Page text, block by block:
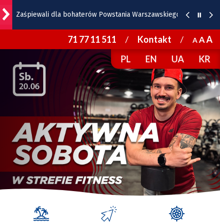
Zaśpiewali dla bohaterów Powstania Warszawskiego
10 sierpnia zaczyna się remont ulicy Klecińskiej
Wrocławska Potańcówka za nami. Zobaczcie zdjęcia
Wraca PGE Ekstraliga. Betard Sparta Wrocław gra z
Raport inwestycyjny z Wrocławia [1-7.08]
71 77 11 511 / Kontakt / AAA
PL
EN UA KR